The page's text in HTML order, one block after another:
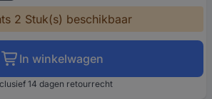
2 Stuk(s) beschikbaar
In winkelwagen
14 dagen retourrecht